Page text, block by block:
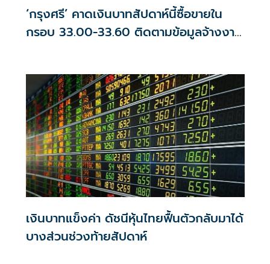
‘กรุงศรี’ คาดเงินบาทสัปดาห์นี้ซื้อขายใน
กรอบ 33.00-33.60 ติดตามข้อมูลจ้างงาน
เงินบาทแข็งค่า ดัชนีหุ้นไทยฟื้นตัวกลับมาได้
บางส่วนช่วงท้ายสัปดาห์